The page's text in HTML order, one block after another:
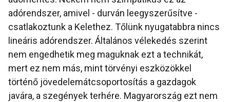
adórendszer, amivel - durván leegyszerűsítve -
csatlakoztunk a Kelethez. Tőlünk nyugatabbra nincs
lineáris adórendszer. Általános vélekedés szerint
nem engedhetik meg maguknak ezt a technikát,
mert ez nem más, mint törvényi eszközökkel
történő jövedelemátcsoportosítás a gazdagok
javára, a szegények terhére. Magyarország ezt nem